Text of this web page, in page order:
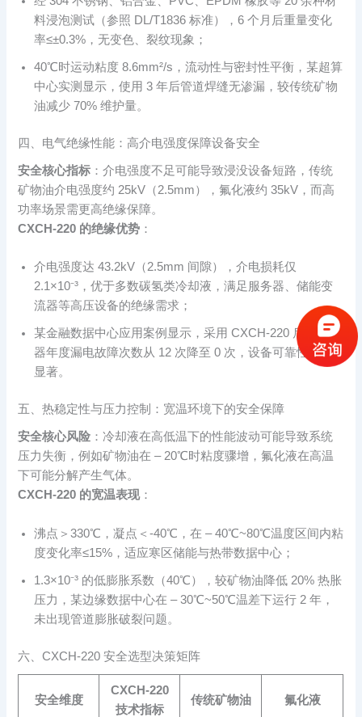
料浸泡测试（参照 DL/T1836 标准），6 个月后重量变化
率≤±0.3%，无变色、裂纹现象；
40℃时运动粘度 8.6mm²/s，流动性与密封性平衡，某超算
中心实测显示，使用 3 年后管道焊缝无渗漏，较传统矿物
油减少 70% 维护量。
四、电气绝缘性能：高介电强度保障设备安全
安全核心指标 ：介电强度不足可能导致浸没设备短路，传统
矿物油介电强度约 25kV（2.5mm），氟化液约 35kV，而高
功率场景需更高绝缘保障。
CXCH-220 的绝缘优势 ：
介电强度达 43.2kV（2.5mm 间隙），介电损耗仅
2.1×10⁻³，优于多数碳氢类冷却液，满足服务器、储能变
流器等高压设备的绝缘需求；
某金融数据中心应用案例显示，采用 CXCH-220 后，服务
器年度漏电故障次数从 12 次降至 0 次，设备可靠性提升
显著。
五、热稳定性与压力控制：宽温环境下的安全保障
安全核心风险 ：冷却液在高低温下的性能波动可能导致系统
压力失衡，例如矿物油在 – 20℃时粘度骤增，氟化液在高温
下可能分解产生气体。
CXCH-220 的宽温表现：
沸点＞330℃，凝点＜-40℃，在 – 40℃~80℃温度区间内粘
度变化率≤15%，适应寒区储能与热带数据中心；
1.3×10⁻³ 的低膨胀系数（40℃），较矿物油降低 20% 热胀
压力，某边缘数据中心在 – 30℃~50℃温差下运行 2 年，
未出现管道膨胀破裂问题。
六、CXCH-220 安全选型决策矩阵
安全维度
CXCH-220
技术指标
传统矿物油 氟化液